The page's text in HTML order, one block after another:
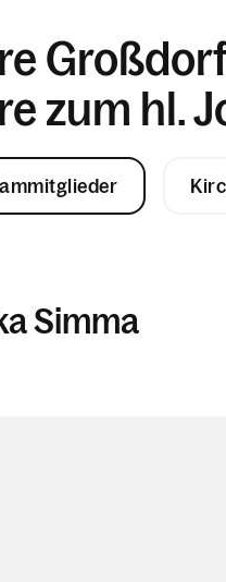
Großdorf
zum hl.
Simma